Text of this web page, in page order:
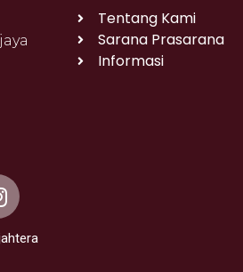
Tentang Kami
Sarana Prasarana
Informasi